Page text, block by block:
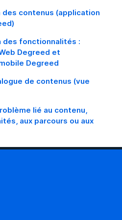
contenus (application
des fonctionnalités :
Degreed et
Degreed
de contenus (vue
lié au contenu,
aux parcours ou aux